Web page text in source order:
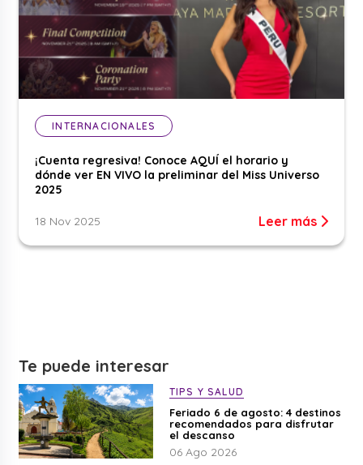
INTERNACIONALES
¡Cuenta regresiva! Conoce AQUÍ el horario y
dónde ver EN VIVO la preliminar del Miss Universo
2025
18 Nov 2025 Leer más
Te puede interesar
TIPS Y SALUD
Feriado 6 de agosto: 4 destinos
recomendados para disfrutar
el descanso
06 Ago 2026